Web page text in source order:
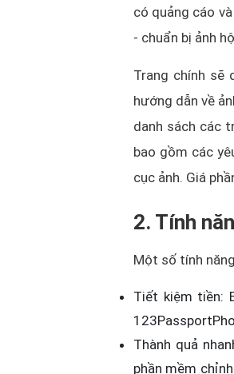
có quảng cáo
- chuẩn bị ảnh
Trang chính sẽ
hướng dẫn về
danh sách các
bao gồm các
cục ảnh. Giá
2. Tính
Một số tính
Tiết kiệm tiền:
Thành quả
phần mềm